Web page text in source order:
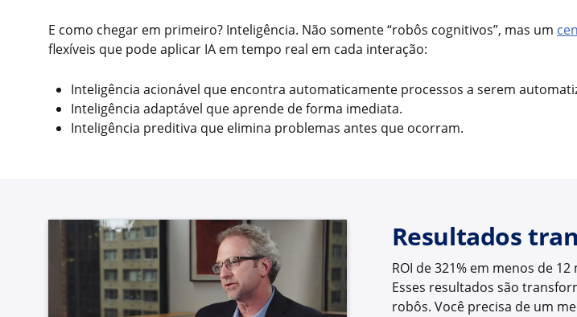
E como chegar em primeiro? Inteligência. Não somente “robôs cognitivos”, mas um
flexíveis que pode aplicar IA em tempo real em cada interação:
Inteligência acionável que encontra automaticamente processos a serem
Inteligência adaptável que aprende de forma imediata.
Inteligência preditiva que elimina problemas antes que ocorram.
Resultados
ROI de 321% em menos de
Esses resultados são
robôs. Você precisa de um